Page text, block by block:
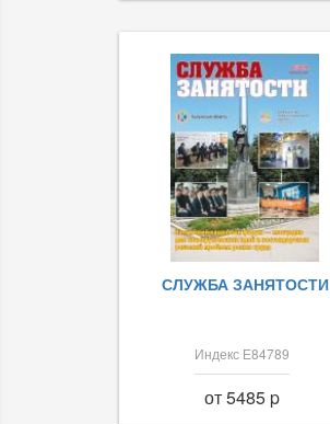
СЛУЖБА ЗАНЯТОСТИ
Индекс Е84789
от 5485 p